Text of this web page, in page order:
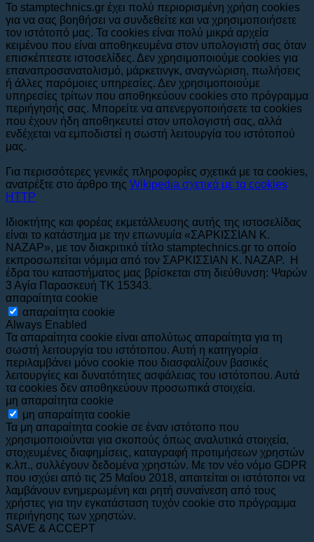
Το stamptechnics.gr έχει πολύ περιορισμένη χρήση cookies
για να σας βοηθήσει να συνδεθείτε και να χρησιμοποιήσετε
τον ιστότοπό μας. Τα cookies είναι πολύ μικρά αρχεία
κειμένου που είναι αποθηκευμένα στον υπολογιστή σας όταν
επισκέπτεστε ιστοσελίδες. Δεν χρησιμοποιούμε cookies για
επαναπροσανατολισμό, μάρκετινγκ, αναγνώριση, πωλήσεις
ή άλλες παρόμοιες υπηρεσίες. Δεν χρησιμοποιούμε
υπηρεσίες τρίτων που αποθηκεύουν cookies στο πρόγραμμα
περιήγησής σας. Μπορείτε να απενεργοποιήσετε τα cookies
που έχουν ήδη αποθηκευτεί στον υπολογιστή σας, αλλά
ενδέχεται να εμποδιστεί η σωστή λειτουργία του ιστότοπού
μας.
Για περισσότερες γενικές πληροφορίες σχετικά με τα cookies,
ανατρέξτε στο άρθρο της Wikipedia σχετικά με τα cookies
HTTP
Ιδιοκτήτης και φορέας εκμετάλλευσης αυτής της ιστοσελίδας
είναι το κατάστημα με την επωνυμία «ΣΑΡΚΙΣΣΙΑΝ Κ.
ΝΑΖΑΡ», με τον διακριτικό τίτλο stamptechnics.gr το οποίο
εκπροσωπείται νόμιμα από τον ΣΑΡΚΙΣΣΙΑΝ Κ. ΝΑΖΑΡ. Η
έδρα του καταστήματος μας βρίσκεται στη διεύθυνση: Ψαρών
3 Αγία Παρασκευή ΤΚ 15343.
απαραίτητα cookie
απαραίτητα cookie
Always Enabled
Τα απαραίτητα cookie είναι απολύτως απαραίτητα για τη
σωστή λειτουργία του ιστότοπου. Αυτή η κατηγορία
περιλαμβάνει μόνο cookie που διασφαλίζουν βασικές
λειτουργίες και δυνατότητες ασφάλειας του ιστότοπου. Αυτά
τα cookies δεν αποθηκεύουν προσωπικά στοιχεία.
μη απαραίτητα cookie
μη απαραίτητα cookie
Τα μη απαραίτητα cookie σε έναν ιστότοπο που
χρησιμοποιούνται για σκοπούς όπως αναλυτικά στοιχεία,
στοχευμένες διαφημίσεις, καταγραφή προτιμήσεων χρηστών
κ.λπ., συλλέγουν δεδομένα χρηστών. Με τον νέο νόμο GDPR
που ισχύει από τις 25 Μαΐου 2018, απαιτείται οι ιστότοποι να
λαμβάνουν ενημερωμένη και ρητή συναίνεση από τους
χρήστες για την εγκατάσταση τυχόν cookie στο πρόγραμμα
περιήγησης των χρηστών.
SAVE & ACCEPT